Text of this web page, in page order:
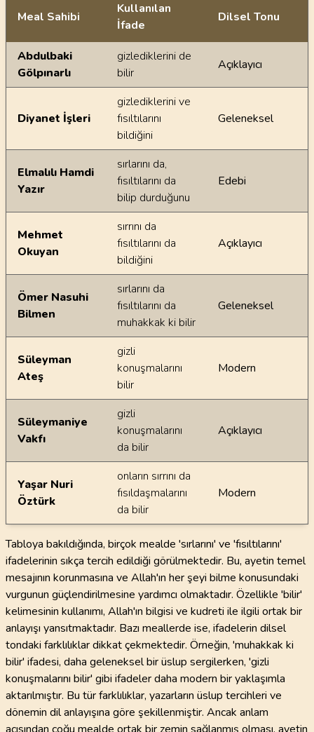
Ayetin meallerindeki dilsel farklılıklar
Meal Sahibi
Kullanılan
İfade
Dilsel Tonu
Abdulbaki
Gölpınarlı
gizlediklerini de
bilir
Açıklayıcı
Diyanet İşleri
gizlediklerini ve
fısıltılarını
bildiğini
Geleneksel
Elmalılı Hamdi
Yazır
sırlarını da,
fısıltılarını da
bilip durduğunu
Edebi
Mehmet
Okuyan
sırrını da
fısıltılarını da
bildiğini
Açıklayıcı
Ömer Nasuhi
Bilmen
sırlarını da
fısıltılarını da
muhakkak ki bilir
Geleneksel
Süleyman
Ateş
gizli
konuşmalarını
bilir
Modern
Süleymaniye
Vakfı
gizli
konuşmalarını
da bilir
Açıklayıcı
Yaşar Nuri
Öztürk
onların sırrını da
fısıldaşmalarını
da bilir
Modern
Tabloya bakıldığında, birçok mealde 'sırlarını' ve 'fısıltılarını'
ifadelerinin sıkça tercih edildiği görülmektedir. Bu, ayetin temel
mesajının korunmasına ve Allah'ın her şeyi bilme konusundaki
vurgunun güçlendirilmesine yardımcı olmaktadır. Özellikle 'bilir'
kelimesinin kullanımı, Allah'ın bilgisi ve kudreti ile ilgili ortak bir
anlayışı yansıtmaktadır. Bazı meallerde ise, ifadelerin dilsel
tondaki farklılıklar dikkat çekmektedir. Örneğin, 'muhakkak ki
bilir' ifadesi, daha geleneksel bir üslup sergilerken, 'gizli
konuşmalarını bilir' gibi ifadeler daha modern bir yaklaşımla
aktarılmıştır. Bu tür farklılıklar, yazarların üslup tercihleri ve
dönemin dil anlayışına göre şekillenmiştir. Ancak anlam